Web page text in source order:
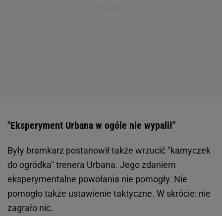
"Eksperyment Urbana w ogóle nie wypalił"
Były bramkarz postanowił także wrzucić "kamyczek
do ogródka" trenera Urbana. Jego zdaniem
eksperymentalne powołania nie pomogły. Nie
pomogło także ustawienie taktyczne. W skrócie: nie
zagrało nic.